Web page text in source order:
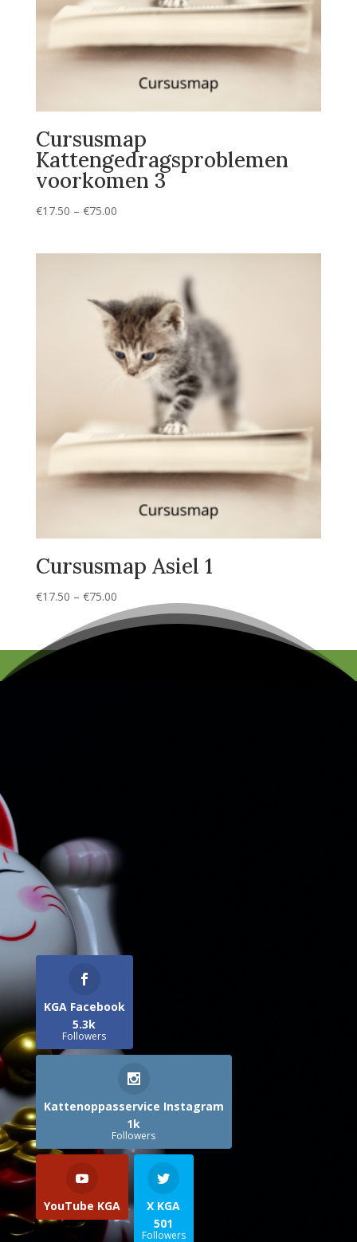
Cursusmap
Kattengedragsproblemen
voorkomen 3
€17.50 – €75.00Prijsklasse:
Cursusmap Asiel 1
€17.50 – €75.00Prijsklasse:
€17.50
tot
KGA Facebook
5.3k
Followers
Kattenoppasservice Instagram
1k
Followers
YouTube KGA
X KGA
501
Followers